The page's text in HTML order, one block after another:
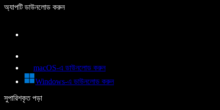
অ্যাপটি ডাউনলোড করুন
macOS-এ ডাউনলোড করুন
Windows-এ ডাউনলোড করুন
সুপারিশকৃত পড়া